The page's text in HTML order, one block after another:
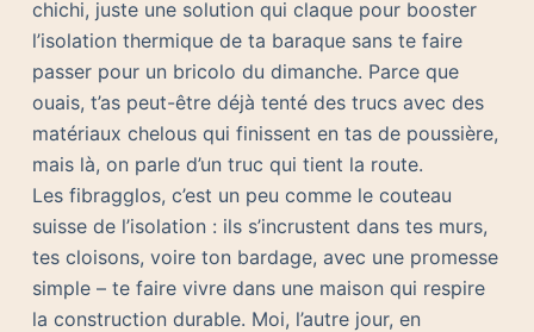
chichi, juste une solution qui claque pour booster
l’isolation thermique de ta baraque sans te faire
passer pour un bricolo du dimanche. Parce que
ouais, t’as peut-être déjà tenté des trucs avec des
matériaux chelous qui finissent en tas de poussière,
mais là, on parle d’un truc qui tient la route.
Les fibragglos, c’est un peu comme le couteau
suisse de l’isolation : ils s’incrustent dans tes murs,
tes cloisons, voire ton bardage, avec une promesse
simple – te faire vivre dans une maison qui respire
la construction durable. Moi, l’autre jour, en